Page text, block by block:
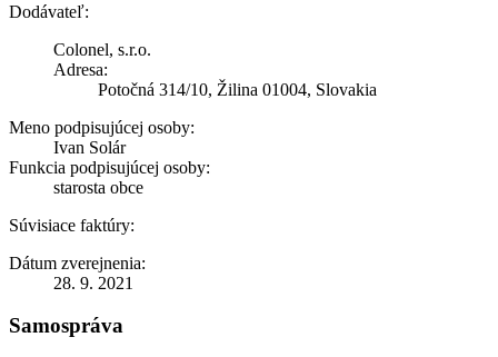
Dodávateľ:
Colonel, s.r.o.
Adresa:
Potočná 314/10, Žilina 01004, Slovakia
Meno podpisujúcej osoby:
Ivan Solár
Funkcia podpisujúcej osoby:
starosta obce
Súvisiace faktúry:
Dátum zverejnenia:
28. 9. 2021
Samospráva